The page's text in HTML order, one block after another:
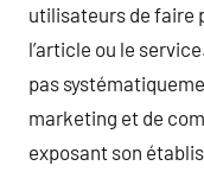
utilisateurs de faire
l’article ou le
pas
marketing et de
exposant son